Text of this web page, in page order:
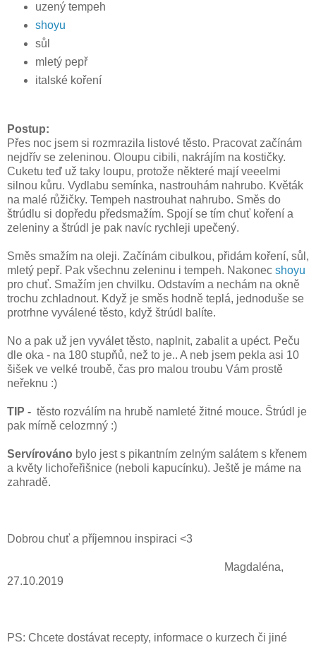
uzený tempeh
shoyu
sůl
mletý pepř
italské koření
Postup:
Přes noc jsem si rozmrazila listové těsto. Pracovat začínám
nejdřív se zeleninou. Oloupu cibili, nakrájím na kostičky.
Cuketu teď už taky loupu, protože některé mají veeelmi
silnou kůru. Vydlabu semínka, nastrouhám nahrubo. Květák
na malé růžičky. Tempeh nastrouhat nahrubo. Směs do
štrúdlu si dopředu předsmažím. Spojí se tím chuť koření a
zeleniny a štrúdl je pak navíc rychleji upečený.
Směs smažím na oleji. Začínám cibulkou, přidám koření, sůl,
mletý pepř. Pak všechnu zeleninu i tempeh. Nakonec shoyu
pro chuť. Smažím jen chvilku. Odstavím a nechám na okně
trochu zchladnout. Když je směs hodně teplá, jednoduše se
protrhne vyválené těsto, když štrúdl balíte.
No a pak už jen vyválet těsto, naplnit, zabalit a upéct. Peču
dle oka - na 180 stupňů, než to je.. A neb jsem pekla asi 10
šišek ve velké troubě, čas pro malou troubu Vám prostě
neřeknu :)
TIP - těsto rozválím na hrubě namleté žitné mouce. Štrúdl je
pak mírně celozrnný :)
Servírováno bylo jest s pikantním zelným salátem s křenem
a květy lichořeřišnice (neboli kapucínku). Ještě je máme na
zahradě.
Dobrou chuť a příjemnou inspiraci <3
Magdaléna,
27.10.2019
PS: Chcete dostávat recepty, informace o kurzech či jiné